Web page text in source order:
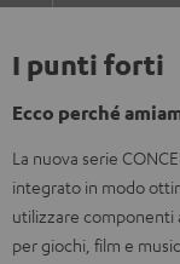
I punti forti
Ecco perché
La nuova serie
integrato in modo
utilizzare componenti
per giochi, film e